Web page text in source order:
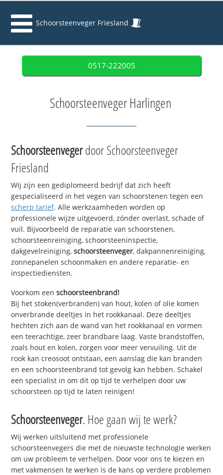
Schoorsteenveger Friesland
0517-222005
Schoorsteenveger Harlingen
Schoorsteenvegerdoor Schoorsteenveger
Friesland
Wij zijn een gediplomeerd bedrijf dat zich heeft
gespecialiseerd in het vegen van schoorstenen tegen een
scherp tarief. Alle werkzaamheden worden op
professionele wijze uitgevoerd, zónder overlast, schade of
vuil. Bijvoorbeeld de reparatie van schoorstenen,
schoorsteenreiniging, schoorsteeninspectie,
dakgevelreiniging,schoorsteenveger, dakpannenreiniging,
zonnepanelen schoonmaken en andere reparatie- en
inspectiediensten.
Voorkom eenschoorsteenbrand!
Bij het stoken(verbranden) van hout, kolen of olie komen
onverbrande deeltjes in het rookkanaal. Deze deeltjes
hechten zich aan de wand van het rookkanaal en vormen
een teerachtige, zeer brandbare laag. Vaste brandstoffen,
zoals hout en kolen, zorgen voor meer vervuiling. Uit de
rook kan creosoot ontstaan, een aanslag die kan branden
en een schoorsteenbrand tot gevolg kan hebben. Schakel
een specialist in om dit op tijd te verhelpen door uw
schoorsteen op tijd te laten reinigen!
Schoorsteenveger. Hoe gaan wij te werk?
Wij werken uitsluitend met professionele
schoorsteenvegers die met de nieuwste technologie werken
om uw probleem te verhelpen. Door voor ons te kiezen en
met vakmensen te werken is de kans op verdere problemen